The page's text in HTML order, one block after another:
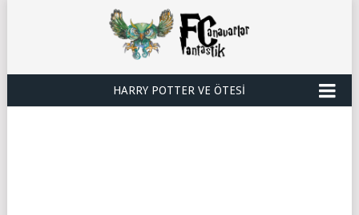
HARRY POTTER VE ÖTESI